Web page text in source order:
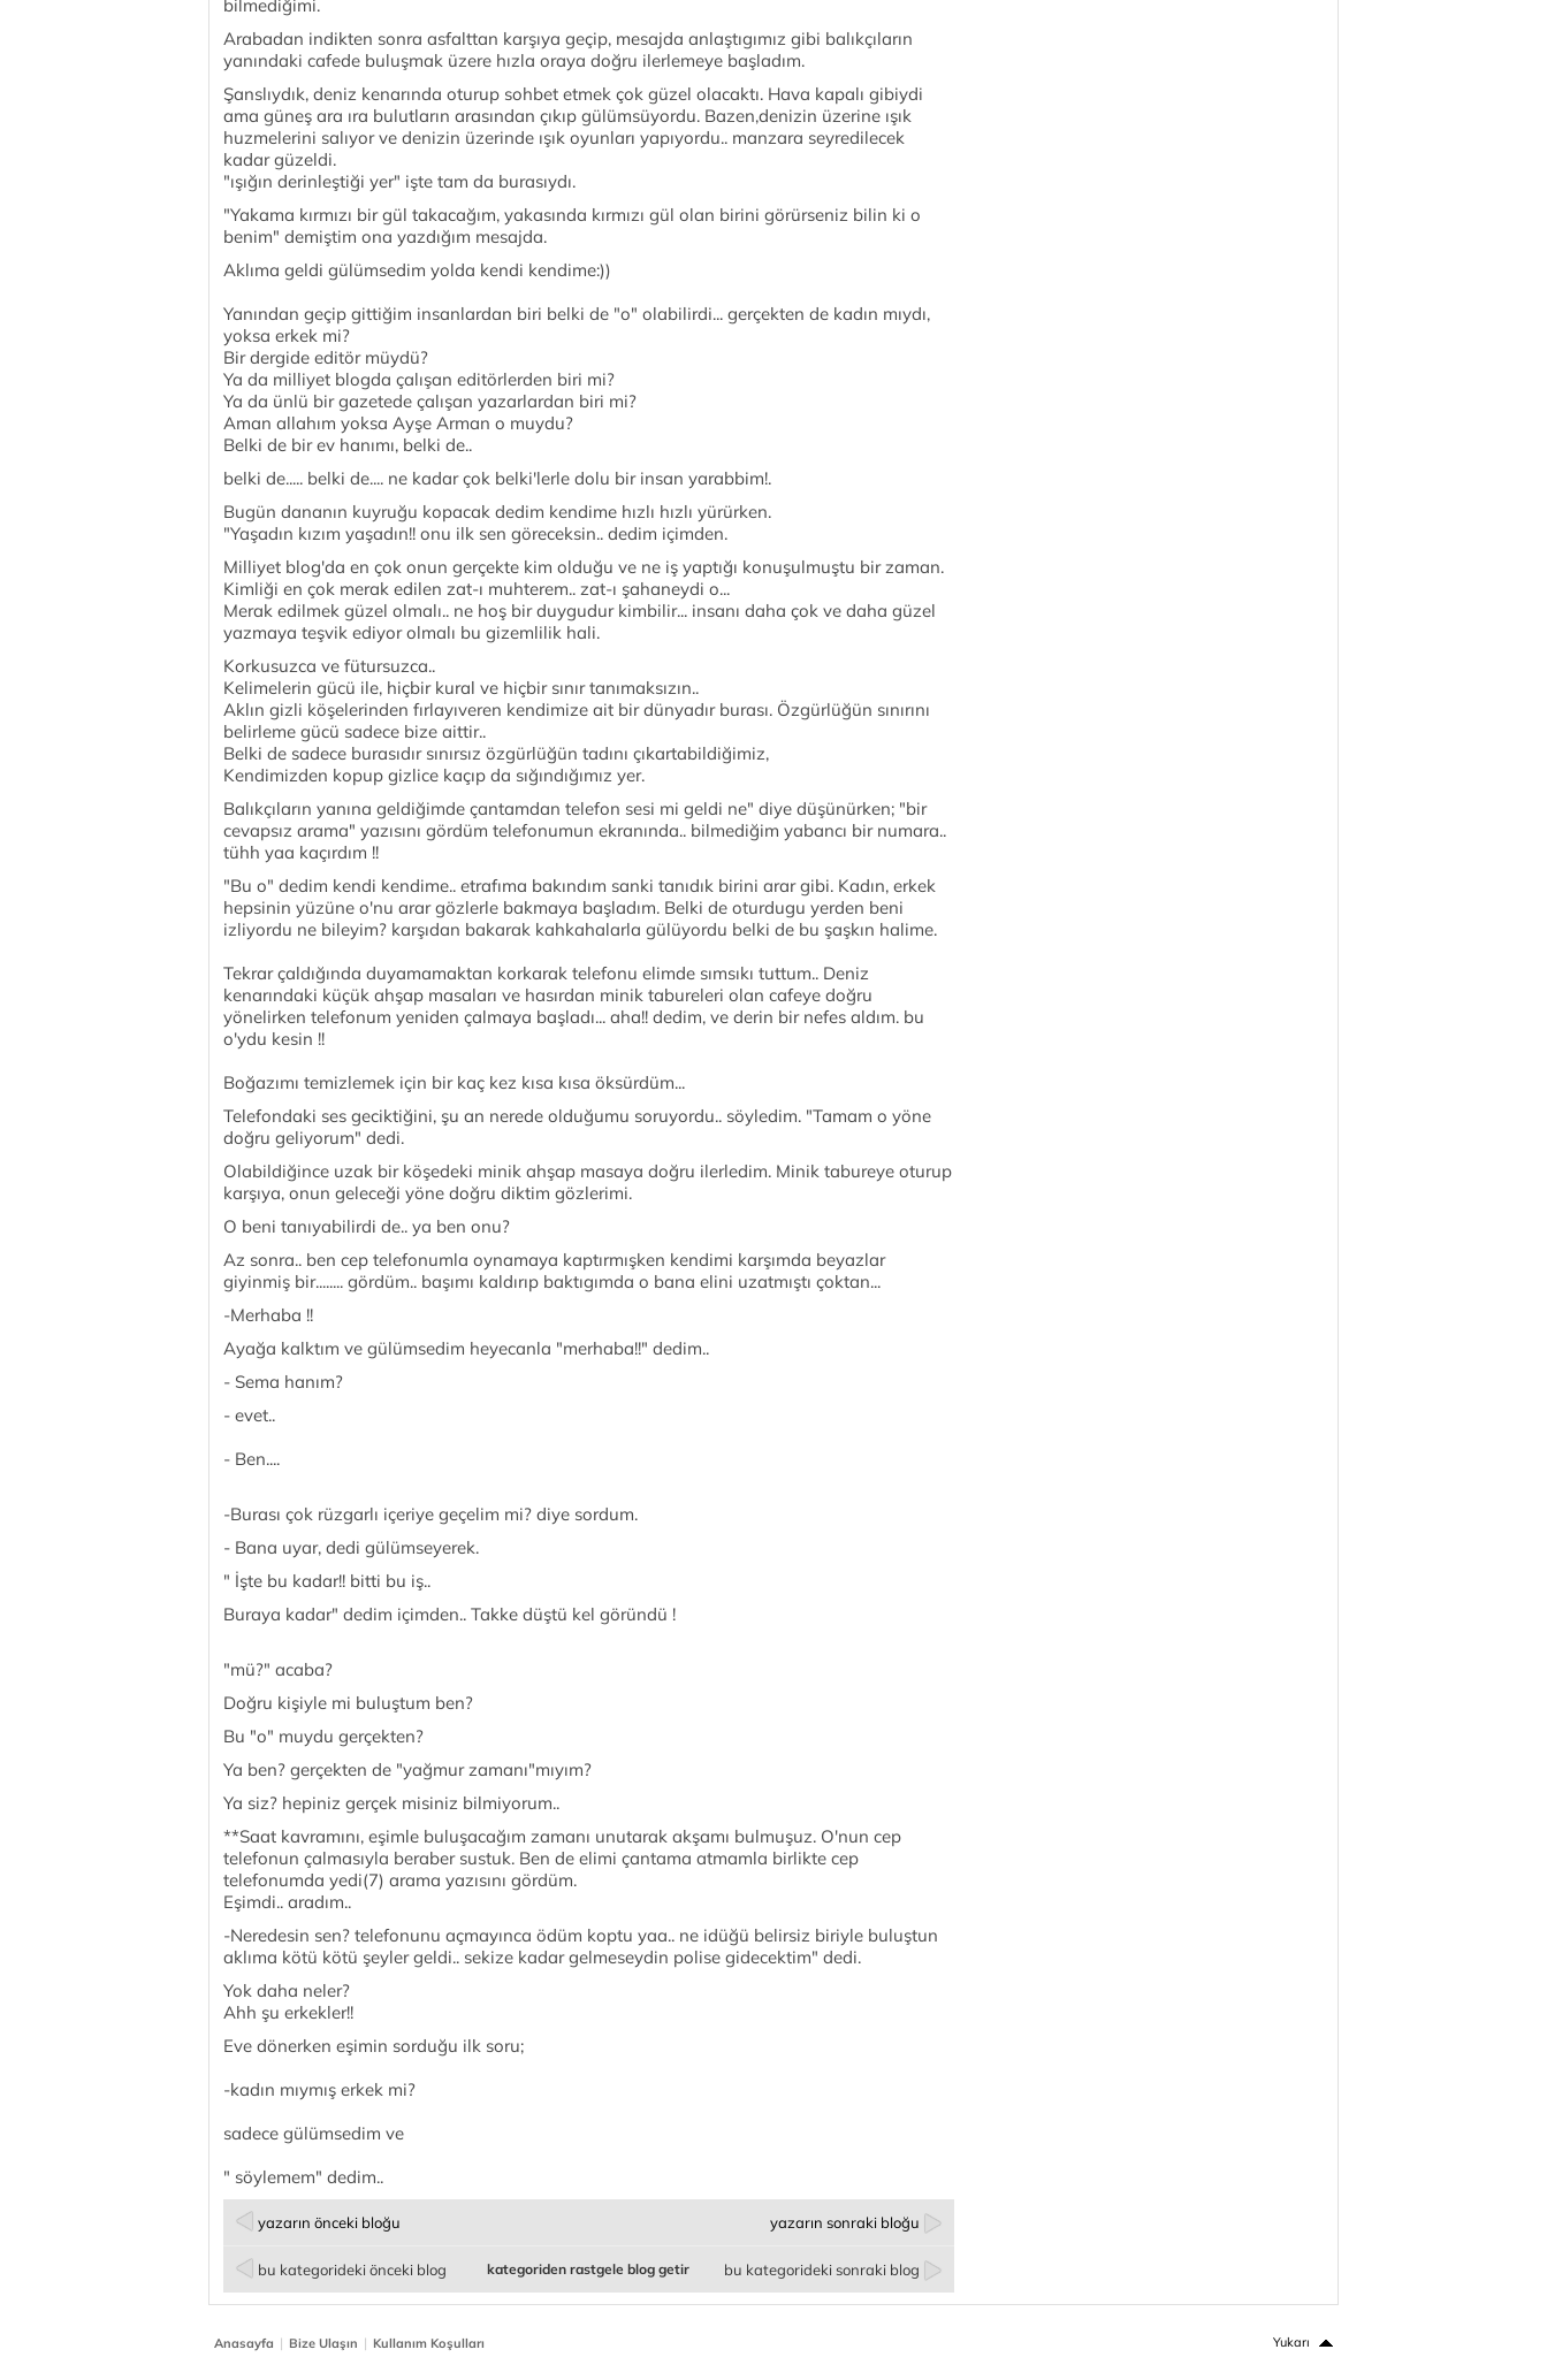
bilmediğimi.
Arabadan indikten sonra asfalttan karşıya geçip, mesajda anlaştıgımız gibi balıkçıların
yanındaki cafede buluşmak üzere hızla oraya doğru ilerlemeye başladım.
Şanslıydık, deniz kenarında oturup sohbet etmek çok güzel olacaktı. Hava kapalı gibiydi
ama güneş ara ıra bulutların arasından çıkıp gülümsüyordu. Bazen,denizin üzerine ışık
huzmelerini salıyor ve denizin üzerinde ışık oyunları yapıyordu.. manzara seyredilecek
kadar güzeldi.
"ışığın derinleştiği yer" işte tam da burasıydı.
"Yakama kırmızı bir gül takacağım, yakasında kırmızı gül olan birini görürseniz bilin ki o
benim" demiştim ona yazdığım mesajda.
Aklıma geldi gülümsedim yolda kendi kendime:))
Yanından geçip gittiğim insanlardan biri belki de "o" olabilirdi... gerçekten de kadın mıydı,
yoksa erkek mi?
Bir dergide editör müydü?
Ya da milliyet blogda çalışan editörlerden biri mi?
Ya da ünlü bir gazetede çalışan yazarlardan biri mi?
Aman allahım yoksa Ayşe Arman o muydu?
Belki de bir ev hanımı, belki de..
belki de..... belki de.... ne kadar çok belki'lerle dolu bir insan yarabbim!.
Bugün dananın kuyruğu kopacak dedim kendime hızlı hızlı yürürken.
"Yaşadın kızım yaşadın!! onu ilk sen göreceksin.. dedim içimden.
Milliyet blog'da en çok onun gerçekte kim olduğu ve ne iş yaptığı konuşulmuştu bir zaman.
Kimliği en çok merak edilen zat-ı muhterem.. zat-ı şahaneydi o...
Merak edilmek güzel olmalı.. ne hoş bir duygudur kimbilir... insanı daha çok ve daha güzel
yazmaya teşvik ediyor olmalı bu gizemlilik hali.
Korkusuzca ve fütursuzca..
Kelimelerin gücü ile, hiçbir kural ve hiçbir sınır tanımaksızın..
Aklın gizli köşelerinden fırlayıveren kendimize ait bir dünyadır burası. Özgürlüğün sınırını
belirleme gücü sadece bize aittir..
Belki de sadece burasıdır sınırsız özgürlüğün tadını çıkartabildiğimiz,
Kendimizden kopup gizlice kaçıp da sığındığımız yer.
Balıkçıların yanına geldiğimde çantamdan telefon sesi mi geldi ne" diye düşünürken; "bir
cevapsız arama" yazısını gördüm telefonumun ekranında.. bilmediğim yabancı bir numara..
tühh yaa kaçırdım !!
"Bu o" dedim kendi kendime.. etrafıma bakındım sanki tanıdık birini arar gibi. Kadın, erkek
hepsinin yüzüne o'nu arar gözlerle bakmaya başladım. Belki de oturdugu yerden beni
izliyordu ne bileyim? karşıdan bakarak kahkahalarla gülüyordu belki de bu şaşkın halime.
Tekrar çaldığında duyamamaktan korkarak telefonu elimde sımsıkı tuttum.. Deniz
kenarındaki küçük ahşap masaları ve hasırdan minik tabureleri olan cafeye doğru
yönelirken telefonum yeniden çalmaya başladı... aha!! dedim, ve derin bir nefes aldım. bu
o'ydu kesin !!
Boğazımı temizlemek için bir kaç kez kısa kısa öksürdüm...
Telefondaki ses geciktiğini, şu an nerede olduğumu soruyordu.. söyledim. "Tamam o yöne
doğru geliyorum" dedi.
Olabildiğince uzak bir köşedeki minik ahşap masaya doğru ilerledim. Minik tabureye oturup
karşıya, onun geleceği yöne doğru diktim gözlerimi.
O beni tanıyabilirdi de.. ya ben onu?
Az sonra.. ben cep telefonumla oynamaya kaptırmışken kendimi karşımda beyazlar
giyinmiş bir........ gördüm.. başımı kaldırıp baktıgımda o bana elini uzatmıştı çoktan...
-Merhaba !!
Ayağa kalktım ve gülümsedim heyecanla "merhaba!!" dedim..
- Sema hanım?
- evet..
- Ben....
-Burası çok rüzgarlı içeriye geçelim mi? diye sordum.
- Bana uyar, dedi gülümseyerek.
" İşte bu kadar!! bitti bu iş..
Buraya kadar" dedim içimden.. Takke düştü kel göründü !
"mü?" acaba?
Doğru kişiyle mi buluştum ben?
Bu "o" muydu gerçekten?
Ya ben? gerçekten de "yağmur zamanı"mıyım?
Ya siz? hepiniz gerçek misiniz bilmiyorum..
**Saat kavramını, eşimle buluşacağım zamanı unutarak akşamı bulmuşuz. O'nun cep
telefonun çalmasıyla beraber sustuk. Ben de elimi çantama atmamla birlikte cep
telefonumda yedi(7) arama yazısını gördüm.
Eşimdi.. aradım..
-Neredesin sen? telefonunu açmayınca ödüm koptu yaa.. ne idüğü belirsiz biriyle buluştun
aklıma kötü kötü şeyler geldi.. sekize kadar gelmeseydin polise gidecektim" dedi.
Yok daha neler?
Ahh şu erkekler!!
Eve dönerken eşimin sorduğu ilk soru;
-kadın mıymış erkek mi?
sadece gülümsedim ve
" söylemem" dedim..
yazarın önceki bloğu yazarın sonraki bloğu
bu kategorideki önceki blog bu kategorideki sonraki blog
kategoriden rastgele blog getir
Anasayfa | Bize Ulaşın | Kullanım Koşulları Yukarı